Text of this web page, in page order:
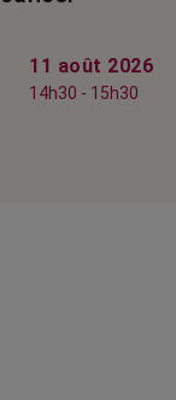
11 août 2026
14h30 - 15h30